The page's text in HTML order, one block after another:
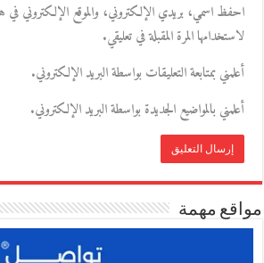
احفظ اسمي، بريدي الإلكتروني، والموقع الإلكتروني في
لاستخدامها المرة المقبلة في تعليقي.
أعلمني بمتابعة التعليقات بواسطة البريد الإلكتروني.
أعلمني بالمواضيع الجديدة بواسطة البريد الإلكتروني.
مواقع مهمة